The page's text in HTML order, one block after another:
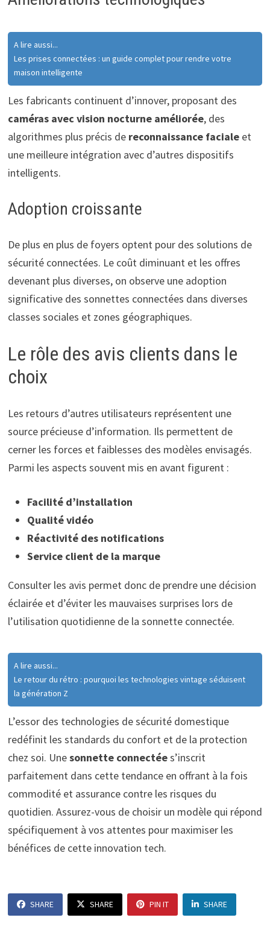
A lire aussi...
Les prises connectées : un guide complet pour rendre votre
maison intelligente
Les fabricants continuent d’innover, proposant des
caméras avec vision nocturne améliorée, des
algorithmes plus précis de reconnaissance facialeet
une meilleure intégration avec d’autres dispositifs
intelligents.
Adoption croissante
De plus en plus de foyers optent pour des solutions de
sécurité connectées. Le coût diminuant et les offres
devenant plus diverses, on observe une adoption
significative des sonnettes connectées dans diverses
classes sociales et zones géographiques.
Le rôle des avis clients dans le
choix
Les retours d’autres utilisateurs représentent une
source précieuse d’information. Ils permettent de
cerner les forces et faiblesses des modèles envisagés.
Parmi les aspects souvent mis en avant figurent :
Facilité d’installation
Qualité vidéo
Réactivité des notifications
Service client de la marque
Consulter les avis permet donc de prendre une décision
éclairée et d’éviter les mauvaises surprises lors de
l’utilisation quotidienne de la sonnette connectée.
A lire aussi...
Le retour du rétro : pourquoi les technologies vintage séduisent
la génération Z
L’essor des technologies de sécurité domestique
redéfinit les standards du confort et de la protection
chez soi. Unesonnette connectées’inscrit
parfaitement dans cette tendance en offrant à la fois
commodité et assurance contre les risques du
quotidien. Assurez-vous de choisir un modèle qui répond
spécifiquement à vos attentes pour maximiser les
bénéfices de cette innovation tech.
SHARE SHARE PIN IT SHARE